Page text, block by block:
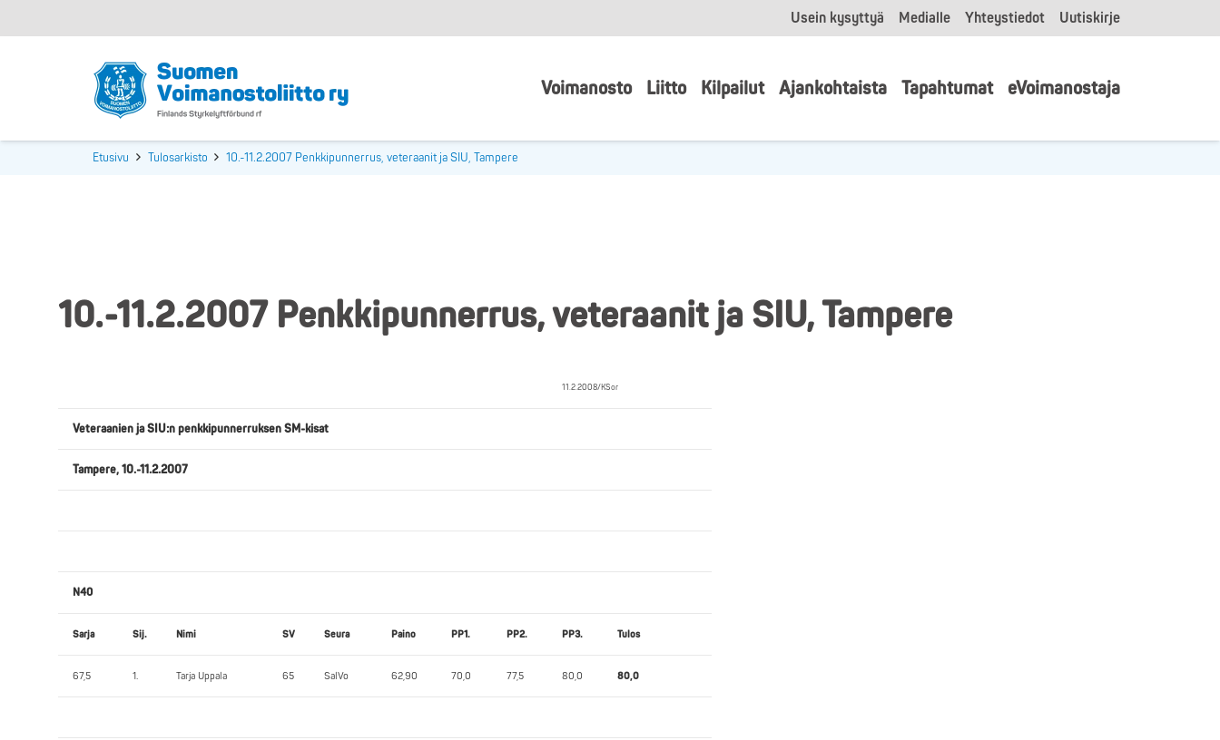
Usein kysyttyä Medialle Yhteystiedot Uutiskirje
Voimanosto Liitto Kilpailut Ajankohtaista Tapahtumat eVoimanostaja
Etusivu Tulosarkisto 10.-11.2.2007 Penkkipunnerrus, veteraanit ja SIU, Tampere
10.-11.2.2007 Penkkipunnerrus, veteraanit ja SIU, Tampere
11.2.2008/KSor
Veteraanien ja SIU:n penkkipunnerruksen SM-kisat
Tampere, 10.-11.2.2007
N40
Sarja Sij. Nimi SV Seura Paino PP1. PP2. PP3. Tulos
67,5 1. Tarja Uppala 65 SalVo 62,90 70,0 77,5 80,0 80,0